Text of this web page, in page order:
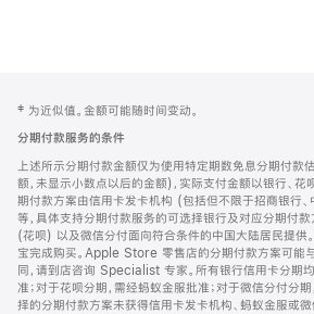
页
页
脚
注
‡ 为近似值。金额可能随时间变动。
分期付款服务的条件
上述所示分期付款金额仅为使用特定期数免息分期付款
额，未显示小数点以后的金额)，实际支付金额以银行、花
期付款方案由信用卡发卡机构 (包括但不限于招商银行、
等，具体支持分期付款服务的可选择银行及对应分期付
(花呗) 以及微信分付面向符合条件的中国大陆居民提供
宝完成购买。Apple Store 零售店的分期付款方案可
同，请到店咨询 Specialist 专家。所有银行信用卡分期
准；对于花呗分期，需经蚂蚁金服批准；对于微信分付分
择的分期付款方案未获得信用卡发卡机构、蚂蚁金服或